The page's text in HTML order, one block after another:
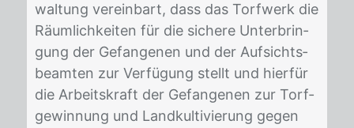
wal­tung ver­ein­bart, dass das Torf­werk die
Räum­lich­kei­ten für die si­che­re Un­ter­brin­
gung der Ge­fan­ge­nen und der Auf­sichts­
be­am­ten zur Ver­fü­gung stellt und hier­für
die Ar­beits­kraft der Ge­fan­ge­nen zur Torf­
ge­win­nung und Land­kul­ti­vie­rung ge­gen